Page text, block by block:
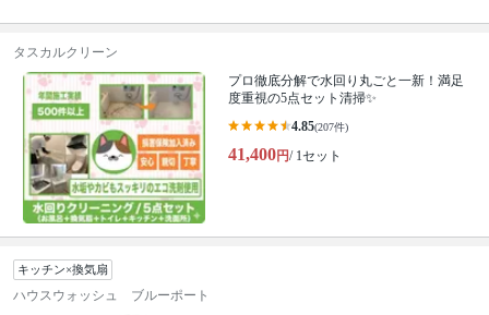
タスカルクリーン
プロ徹底分解で水回り丸ごと一新！満足
度重視の5点セット清掃✨
4.85(207件)
41,400円/ 1セット
キッチン×換気扇
ハウスウォッシュ ブルーポート